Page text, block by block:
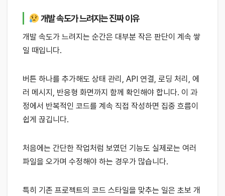
개발 속도가 느려지는 진짜 이유
개발 속도가 느려지는 순간은 대부분 작은 판단이 계속 쌓
일 때입니다.
버튼 하나를 추가해도 상태 관리, API 연결, 로딩 처리, 에
러 메시지, 반응형 화면까지 함께 확인해야 합니다. 이 과
정에서 반복적인 코드를 계속 직접 작성하면 집중 흐름이
쉽게 끊깁니다.
처음에는 간단한 작업처럼 보였던 기능도 실제로는 여러
파일을 오가며 수정해야 하는 경우가 많습니다.
특히 기존 프로젝트의 코드 스타일을 맞추는 일은 초보 개